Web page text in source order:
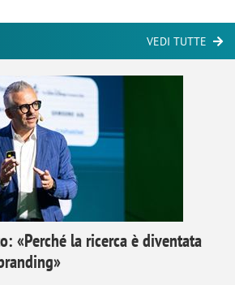
VEDI TUTTE
«Perché la ricerca è diventata